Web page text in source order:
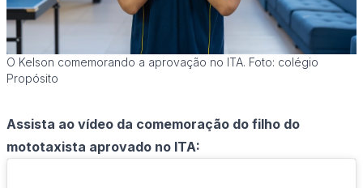
O Kelson comemorando a aprovação no ITA. Foto: colégio
Propósito
Assista ao vídeo da comemoração do filho do
mototaxista aprovado no ITA: